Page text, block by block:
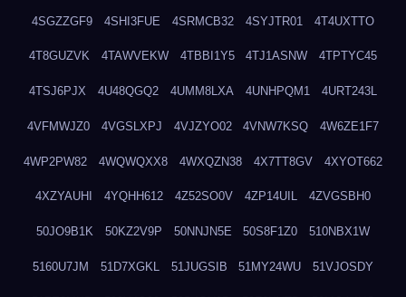
4SGZZGF9 4SHI3FUE 4SRMCB32 4SYJTR01 4T4UXTTO
4T8GUZVK 4TAWVEKW 4TBBI1Y5 4TJ1ASNW 4TPTYC45
4TSJ6PJX 4U48QGQ2 4UMM8LXA 4UNHPQM1 4URT243L
4VFMWJZ0 4VGSLXPJ 4VJZYO02 4VNW7KSQ 4W6ZE1F7
4WP2PW82 4WQWQXX8 4WXQZN38 4X7TT8GV 4XYOT662
4XZYAUHI 4YQHH612 4Z52SO0V 4ZP14UIL 4ZVGSBH0
50JO9B1K 50KZ2V9P 50NNJN5E 50S8F1Z0 510NBX1W
5160U7JM 51D7XGKL 51JUGSIB 51MY24WU 51VJOSDY